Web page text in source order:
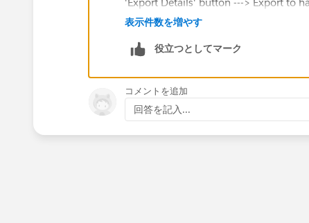
表示件数を増やす
役立つとしてマーク
コメントを追加
回答を記入...